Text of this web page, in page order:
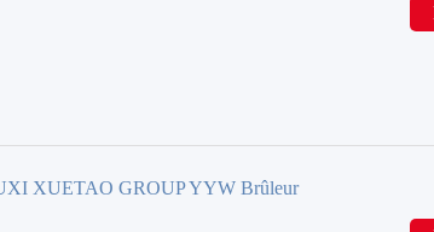
XUETAO GROUP YYW Brûleur